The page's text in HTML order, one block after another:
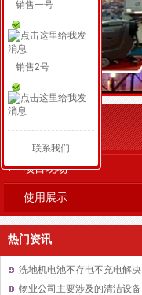
企业展示
项目现场
使用展示
热门资讯
洗地机电池不存电不充电解决
办法
物业公司主要涉及的清洁设备
销售一号
销售2号
联系我们